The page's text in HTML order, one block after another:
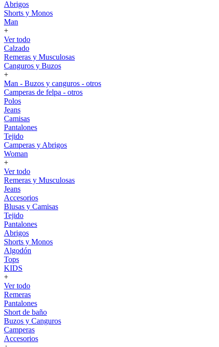
Abrigos
Shorts y Monos
Man
+
Ver todo
Calzado
Remeras y Musculosas
Canguros y Buzos
+
Man - Buzos y canguros - otros
Camperas de felpa - otros
Polos
Jeans
Camisas
Pantalones
Tejido
Camperas y Abrigos
Woman
+
Ver todo
Remeras y Musculosas
Jeans
Accesorios
Blusas y Camisas
Tejido
Pantalones
Abrigos
Shorts y Monos
Algodón
Tops
KIDS
+
Ver todo
Remeras
Pantalones
Short de baño
Buzos y Canguros
Camperas
Accesorios